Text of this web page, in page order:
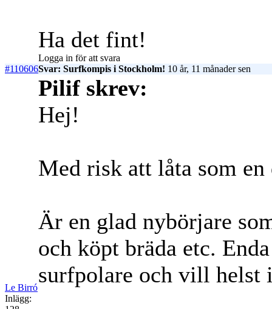
Ha det fint!
Logga in för att svara
#110606Svar: Surfkompis i Stockholm! 10 år, 11 månader sen
Le Birró
Inlägg:
Pilif skrev:
Hej!
Med risk att låta som
Är en glad nybörjare
och köpt bräda etc.
surfpolare och vill helst